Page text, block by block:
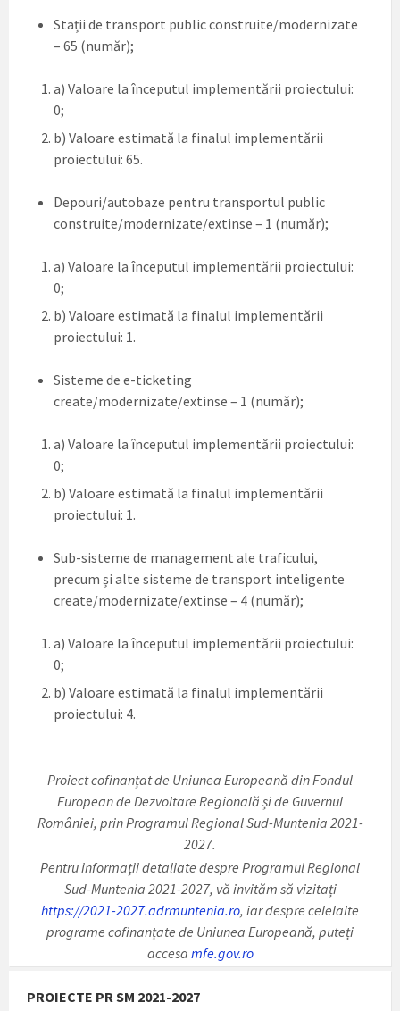
Stații de transport public construite/modernizate
– 65 (număr);
a) Valoare la începutul implementării proiectului:
0;
b) Valoare estimată la finalul implementării
proiectului: 65.
Depouri/autobaze pentru transportul public
construite/modernizate/extinse – 1 (număr);
a) Valoare la începutul implementării proiectului:
0;
b) Valoare estimată la finalul implementării
proiectului: 1.
Sisteme de e-ticketing
create/modernizate/extinse – 1 (număr);
a) Valoare la începutul implementării proiectului:
0;
b) Valoare estimată la finalul implementării
proiectului: 1.
Sub-sisteme de management ale traficului,
precum și alte sisteme de transport inteligente
create/modernizate/extinse – 4 (număr);
a) Valoare la începutul implementării proiectului:
0;
b) Valoare estimată la finalul implementării
proiectului: 4.
Proiect cofinanțat de Uniunea Europeană din Fondul
European de Dezvoltare Regională și de Guvernul
României, prin Programul Regional Sud-Muntenia 2021-
2027.
Pentru informații detaliate despre Programul Regional
Sud-Muntenia 2021-2027, vă invităm să vizitați
https://2021-2027.adrmuntenia.ro, iar despre celelalte
programe cofinanțate de Uniunea Europeană, puteți
accesa mfe.gov.ro
PROIECTE PR SM 2021-2027